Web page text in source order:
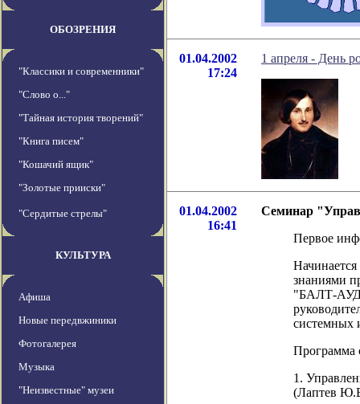
ОБОЗРЕНИЯ
"Классики и современники"
"Слово о..."
"Тайная история творений"
"Книга писем"
"Кошачий ящик"
"Золотые прииски"
"Сердитые стрелы"
КУЛЬТУРА
Афиша
Новые передвжиники
Фотогалерея
Музыка
"Неизвестные" музеи
01.04.2002
17:24
1 апреля - День
01.04.2002
16:41
Cеминар
Первое
знаниями
"БАЛТ-
системных
Программа
1.
(Лаптев